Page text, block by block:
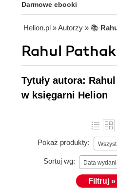
Darmowe ebooki
Helion.pl » Autorzy » 📚
Rahul
Tytuły autora:
w księgarni Helion
Pokaż produkty:
Sortuj wg: Data
Filtruj »